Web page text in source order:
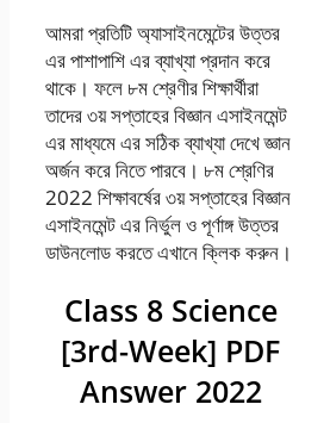
আমরা প্রতিটি অ্যাসাইনমেন্টের উত্তর
এর পাশাপাশি এর ব্যাখ্যা প্রদান করে
থাকে। ফলে ৮ম শ্রেণীর শিক্ষার্থীরা
তাদের ৩য় সপ্তাহের বিজ্ঞান এসাইনমেন্ট
এর মাধ্যমে এর সঠিক ব্যাখ্যা দেখে জ্ঞান
অর্জন করে নিতে পারবে। ৮ম শ্রেণির
2022 শিক্ষাবর্ষের ৩য় সপ্তাহের বিজ্ঞান
এসাইনমেন্ট এর নির্ভুল ও পূর্ণাঙ্গ উত্তর
ডাউনলোড করতে এখানে ক্লিক করুন।
Class 8 Science
[3rd-Week] PDF
Answer 2022